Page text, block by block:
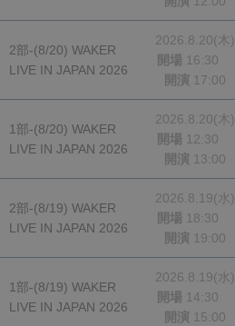
2部-(8/20) WAKER
LIVE IN JAPAN 2026
2026.8.20(木)
開場 16:30
開演 17:00
1部-(8/20) WAKER
LIVE IN JAPAN 2026
2026.8.20(木)
開場 12:30
開演 13:00
2部-(8/19) WAKER
LIVE IN JAPAN 2026
2026.8.19(水)
開場 18:30
開演 19:00
1部-(8/19) WAKER
LIVE IN JAPAN 2026
2026.8.19(水)
開場 14:30
開演 15:00